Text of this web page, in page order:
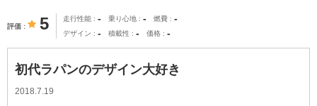
評価 5 走行性能 - 乗り心地 - 燃費 -
デザイン - 積載性 - 価格 -
初代ラパンのデザイン大好き
2018.7.19